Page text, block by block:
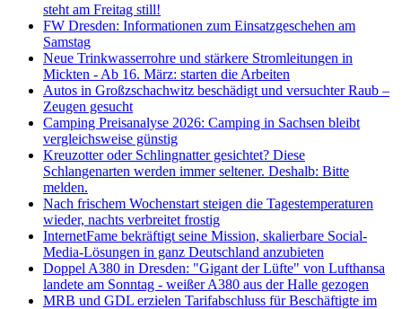
steht am Freitag still!
FW Dresden: Informationen zum Einsatzgeschehen am
Samstag
Neue Trinkwasserrohre und stärkere Stromleitungen in
Mickten - Ab 16. März: starten die Arbeiten
Autos in Großzschachwitz beschädigt und versuchter Raub –
Zeugen gesucht
Camping Preisanalyse 2026: Camping in Sachsen bleibt
vergleichsweise günstig
Kreuzotter oder Schlingnatter gesichtet? Diese
Schlangenarten werden immer seltener. Deshalb: Bitte
melden.
Nach frischem Wochenstart steigen die Tagestemperaturen
wieder, nachts verbreitet frostig
InternetFame bekräftigt seine Mission, skalierbare Social-
Media-Lösungen in ganz Deutschland anzubieten
Doppel A380 in Dresden: "Gigant der Lüfte" von Lufthansa
landete am Sonntag - weißer A380 aus der Halle gezogen
MRB und GDL erzielen Tarifabschluss für Beschäftigte im